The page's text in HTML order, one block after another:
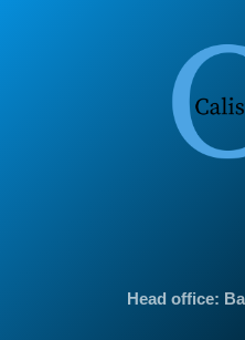
Head office: